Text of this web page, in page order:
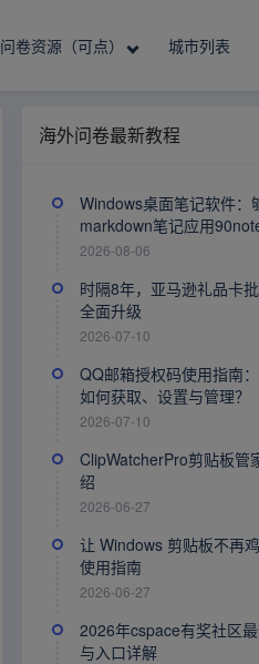
问卷资源（可点） 城市列表
海外问卷最新教程
Windows桌面笔记软件：
markdown笔记应用
2026-08-06
时隔8年，亚马逊礼品卡
全面升级
2026-07-10
QQ邮箱授权码使用指南
如何获取、设置与管理？
2026-07-10
ClipWatcherPro剪贴板管
绍
2026-06-27
让 Windows 剪贴板不再
使用指南
2026-06-27
2026年cspace有奖社区
与入口详解